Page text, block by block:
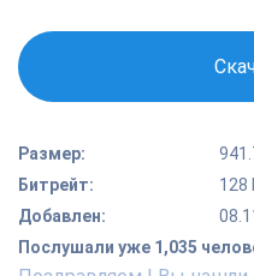
Размер:
Битрейт:
128
Добавлен:
Послушали уже 1,035